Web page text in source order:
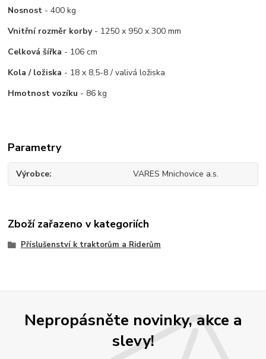
Nosnost - 400 kg
Vnitřní rozměr korby - 1250 x 950 x 300 mm
Celková šířka - 106 cm
Kola / ložiska - 18 x 8,5-8 / valivá ložiska
Hmotnost vozíku - 86 kg
Parametry
Výrobce VARES Mnichovice a.s.
Zboží zařazeno v kategoriích
Příslušenství k traktorům a Riderům
Nepropásněte novinky, akce a
slevy!